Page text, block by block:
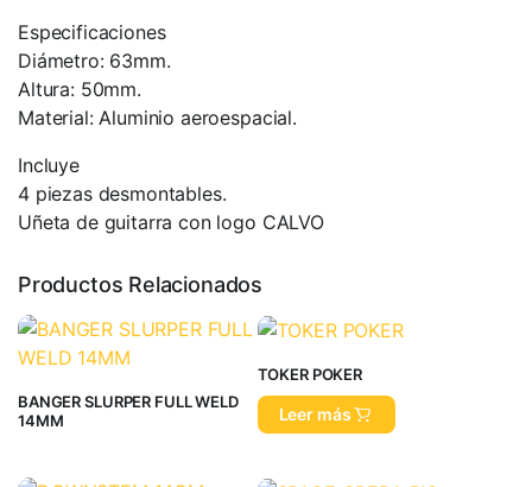
Especificaciones
Diámetro: 63mm.
Altura: 50mm.
Material: Aluminio aeroespacial.
Incluye
4 piezas desmontables.
Uñeta de guitarra con logo CALVO
Productos Relacionados
BANGER SLURPER FULL WELD
14MM
TOKER POKER
Leer más